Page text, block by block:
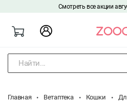
Смотреть все акции
Найти...
Главная Ветаптека Кошки